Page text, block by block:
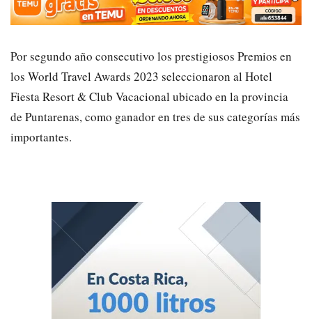
Por segundo año consecutivo los prestigiosos Premios en
los World Travel Awards 2023 seleccionaron al Hotel
Fiesta Resort & Club Vacacional ubicado en la provincia
de Puntarenas, como ganador en tres de sus categorías más
importantes.